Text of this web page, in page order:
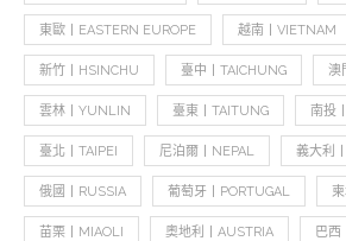
東歐丨EASTERN EUROPE 越南丨VIETNAM
新竹丨HSINCHU 臺中丨TAICHUNG 澳
雲林丨YUNLIN 臺東丨TAITUNG 南投
臺北丨TAIPEI 尼泊爾丨NEPAL 義大利
俄國丨RUSSIA 葡萄牙丨PORTUGAL
苗栗丨MIAOLI 奧地利丨AUSTRIA 巴西